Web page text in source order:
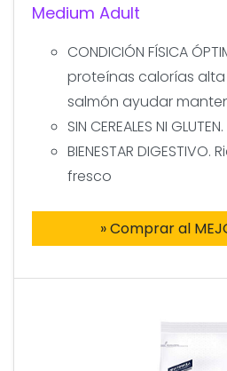
Medium Adult
CONDICIÓN FÍSICA
proteínas calorías
salmón ayudar
SIN CEREALES NI
BIENESTAR
fresco
» Comprar al